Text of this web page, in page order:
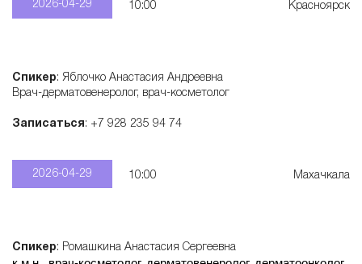
2026-04-29 10:00 Красноярск
Спикер: Яблочко Анастасия Андреевна
Врач-дерматовенеролог, врач-косметолог
Записаться: +7 928 235 94 74
2026-04-29 10:00 Махачкала
Спикер: Ромашкина Анастасия Сергеевна